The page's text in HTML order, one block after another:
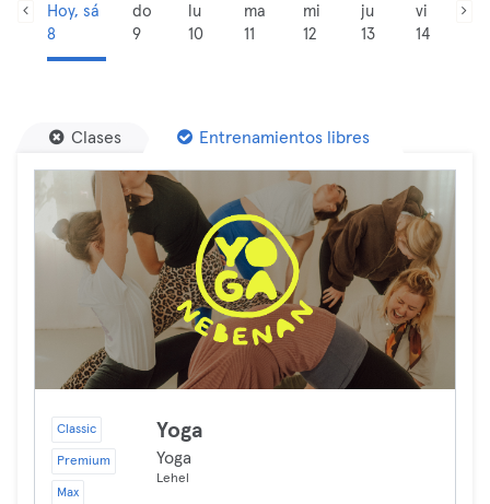
Hoy, sá
8
do
9
lu
10
ma
11
mi
12
ju
13
vi
14
Clases Entrenamientos libres
Classic
Premium
Max
Yoga
Yoga
Lehel